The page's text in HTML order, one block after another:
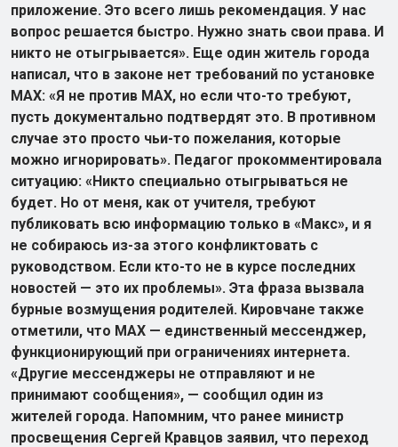
приложение. Это всего лишь рекомендация. У нас
вопрос решается быстро. Нужно знать свои права. И
никто не отыгрывается». Еще один житель города
написал, что в законе нет требований по установке
МАХ: «Я не против МАХ, но если что-то требуют,
пусть документально подтвердят это. В противном
случае это просто чьи-то пожелания, которые
можно игнорировать». Педагог прокомментировала
ситуацию: «Никто специально отыгрываться не
будет. Но от меня, как от учителя, требуют
публиковать всю информацию только в «Макс», и я
не собираюсь из-за этого конфликтовать с
руководством. Если кто-то не в курсе последних
новостей — это их проблемы». Эта фраза вызвала
бурные возмущения родителей. Кировчане также
отметили, что МАХ — единственный мессенджер,
функционирующий при ограничениях интернета.
«Другие мессенджеры не отправляют и не
принимают сообщения», — сообщил один из
жителей города. Напомним, что ранее министр
просвещения Сергей Кравцов заявил, что переход